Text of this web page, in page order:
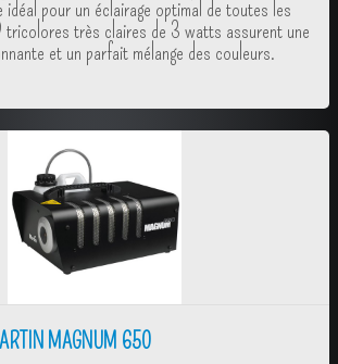
idéal pour un éclairage optimal de toutes les
tricolores très claires de 3 watts assurent une
et un parfait mélange des couleurs.
MAGNUM 650